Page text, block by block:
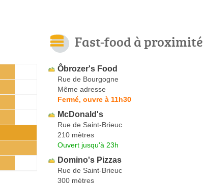
Fast-food à proximité
Ôbrozer's Food
Rue de Bourgogne
Même adresse
Fermé, ouvre à 11h30
McDonald's
Rue de Saint-Brieuc
210 mètres
Ouvert jusqu'à 23h
Domino's Pizzas
Rue de Saint-Brieuc
300 mètres